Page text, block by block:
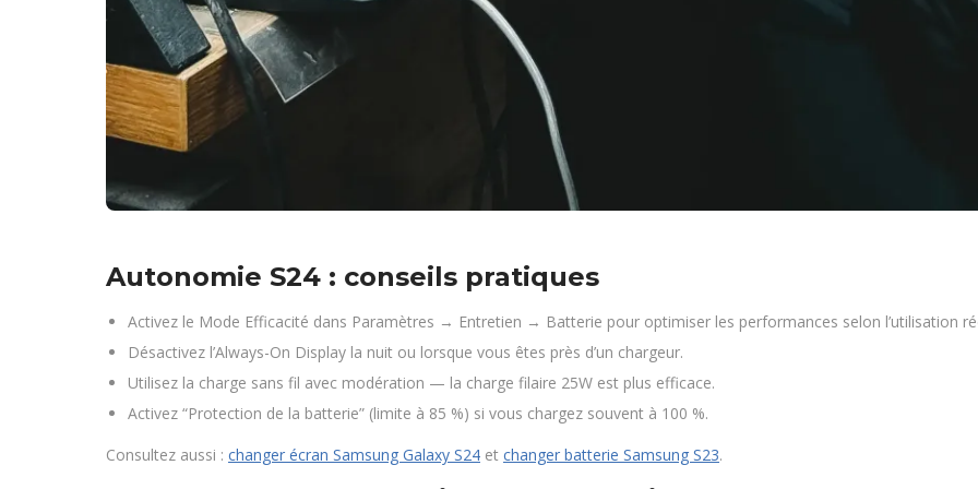
Autonomie S24 : conseils pratiques
Activez le Mode Efficacité dans Paramètres → Entretien → Batterie pour optimiser les performances selon l’utilisation
Désactivez l’Always-On Display la nuit ou lorsque vous êtes près d’un chargeur.
Utilisez la charge sans fil avec modération — la charge filaire 25W est plus efficace.
Activez “Protection de la batterie” (limite à 85 %) si vous chargez souvent à 100 %.
Consultez aussi : changer écran Samsung Galaxy S24 et changer batterie Samsung S23.